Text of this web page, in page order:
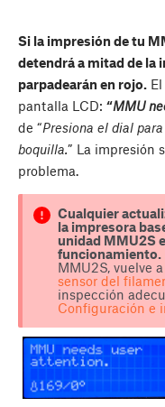
Si la impresión de tu
detendrá a mitad de la
parpadearán en rojo.
pantalla LCD: “MMU
de “Presiona el dial
boquilla.” La impresión
problema.
Cualquier
la impresora
unidad MMU2S
funcionamiento.
MMU2S, vuelve
sensor del
inspección
Configuración e